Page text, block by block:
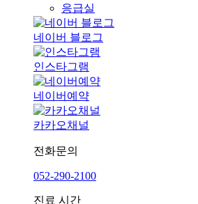
응급실
네이버 블로그
인스타그램
네이버예약
카카오채널
전화문의
052-290-2100
진료 시간